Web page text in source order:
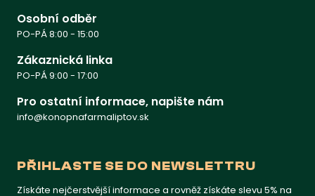
Osobní odběr
PO-PÁ 8:00 - 15:00
Zákaznická linka
PO-PÁ 9:00 - 17:00
Pro ostatní informace, napište nám
info@konopnafarmaliptov.sk
PŘIHLASTE SE DO NEWSLETTRU
Získáte nejčerstvější informace a rovněž získáte slevu 5% na